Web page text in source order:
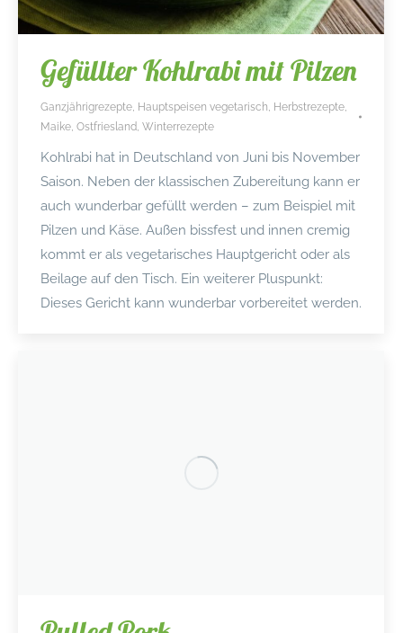
Gefüllter Kohlrabi mit Pilzen
Ganzjährigrezepte Hauptspeisen vegetarisch Herbstrezepte
Maike Ostfriesland Winterrezepte
Kohlrabi hat in Deutschland von Juni bis November
Saison. Neben der klassischen Zubereitung kann er
auch wunderbar gefüllt werden – zum Beispiel mit
Pilzen und Käse. Außen bissfest und innen cremig
kommt er als vegetarisches Hauptgericht oder als
Beilage auf den Tisch. Ein weiterer Pluspunkt:
Dieses Gericht kann wunderbar vorbereitet werden.